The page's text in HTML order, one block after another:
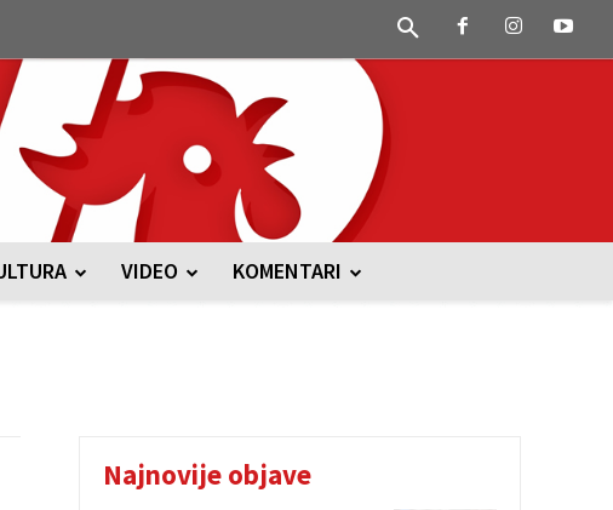
VIDEO KOMENTARI
Najnovije objave